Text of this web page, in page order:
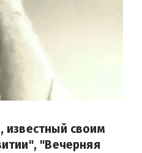
известный своим
"Вечерняя